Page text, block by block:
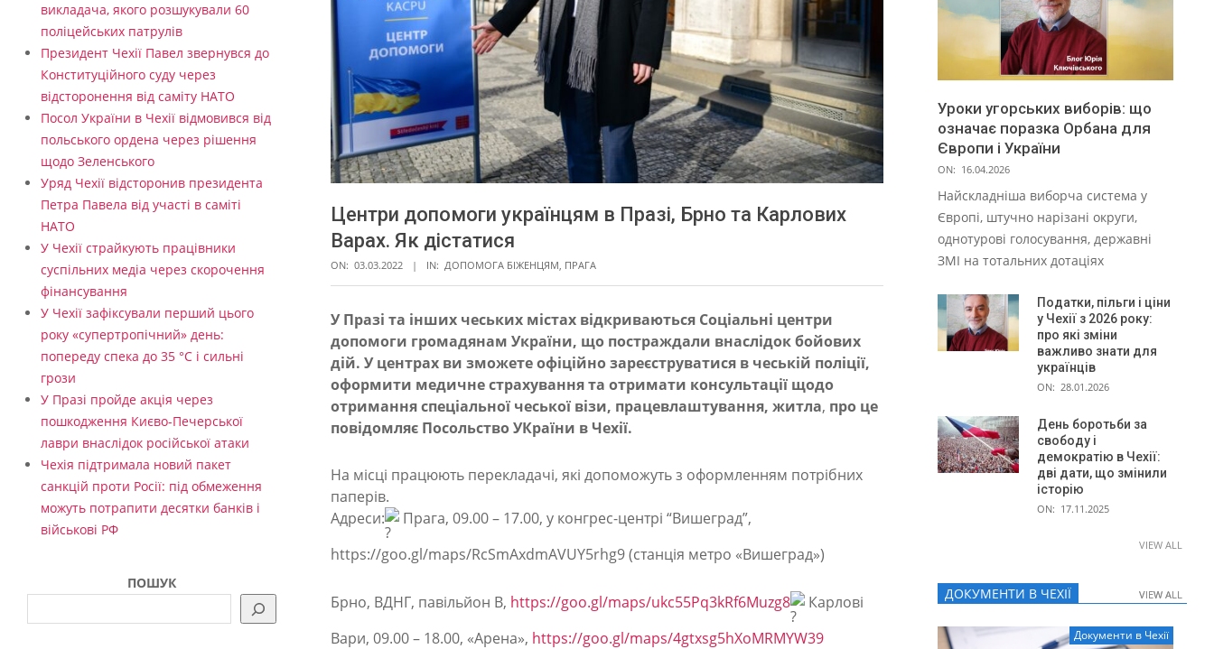
Центри допомоги українцям в Празі, Брно та Карлових
Варах. Як дістатися
ON: 03.03.2022 IN: ДОПОМОГА БІЖЕНЦЯМ ПРАГА
Ц
е
н
т
и
д
о
о
м
У Празі та інших чеських містах відкриваються Соціальні центри
допомоги громадянам України, що постраждали внаслідок бойових
дій. У центрах ви зможете офіційно зареєструватися в чеській поліції,
оформити медичне страхування та отримати консультації щодо
отримання спеціальної чеської візи, працевлаштування, житла, про це
повідомляє Посольство УКраїни в Чехії.
На місці працюють перекладачі, які допоможуть з оформленням потрібних
паперів.
Адреси:
Прага, 09.00 – 17.00, у конгрес-центрі “Вишеград”,
https://goo.gl/maps/RcSmAxdmAVUY5rhg9 (станція метро «Вишеград»)
Брно, ВДНГ, павільйон В, https://goo.gl/maps/ukc55Pq3kRf6Muzg8
Карлові
Вари, 09.00 – 18.00, «Арена», https://goo.gl/maps/4gtxsg5hXoMRMYW39
викладача, якого розшукували 60
поліцейських патрулів
Президент Чехії Павел звернувся до
Конституційного суду через
відсторонення від саміту НАТО
Посол України в Чехії відмовився від
польського ордена через рішення
щодо Зеленського
Уряд Чехії відсторонив президента
Петра Павела від участі в саміті
НАТО
У Чехії страйкують працівники
суспільних медіа через скорочення
фінансування
У Чехії зафіксували перший цього
року «супертропічний» день:
попереду спека до 35 °C і сильні
грози
У Празі пройде акція через
пошкодження Києво-Печерської
лаври внаслідок російської атаки
Чехія підтримала новий пакет
санкцій проти Росії: під обмеження
можуть потрапити десятки банків і
військові РФ
ПОШУК
Уроки угорських виборів: що
означає поразка Орбана для
Європи і України
ON: 16.04.2026
Найскладніша виборча система у
Європі, штучно нарізані округи,
однотурові голосування, державні
ЗМІ на тотальних дотаціях
Податки, пільги і ціни
у Чехії з 2026 року:
про які зміни
важливо знати для
українців
ON: 28.01.2026
День боротьби за
свободу і
демократію в Чехії:
дві дати, що змінили
історію
ON: 17.11.2025
VIEW ALL
ДОКУМЕНТИ В ЧЕХІЇ VIEW ALL
Документи в Чехії
VIEW ALL